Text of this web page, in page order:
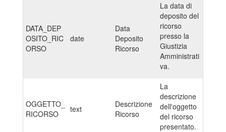
DATA_DEP
OSITO_RIC
ORSO
date
Data
Deposito
Ricorso
La data di
deposito del
ricorso
presso la
Giustizia
Amministrati
va.
OGGETTO_
RICORSO
text
Descrizione
Ricorso
La
descrizione
dell'oggetto
del ricorso
presentato.